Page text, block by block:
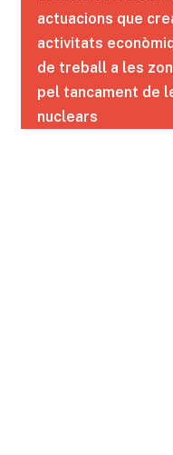
actuacions que
activitats
de treball a les
pel tancament de
nuclears